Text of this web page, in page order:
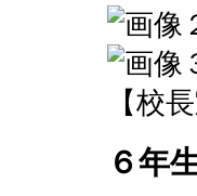
【校
６年